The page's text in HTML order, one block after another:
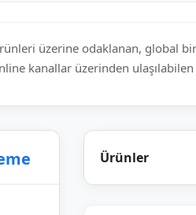
üzerine odaklanan, global
kanallar üzerinden
Ürünler